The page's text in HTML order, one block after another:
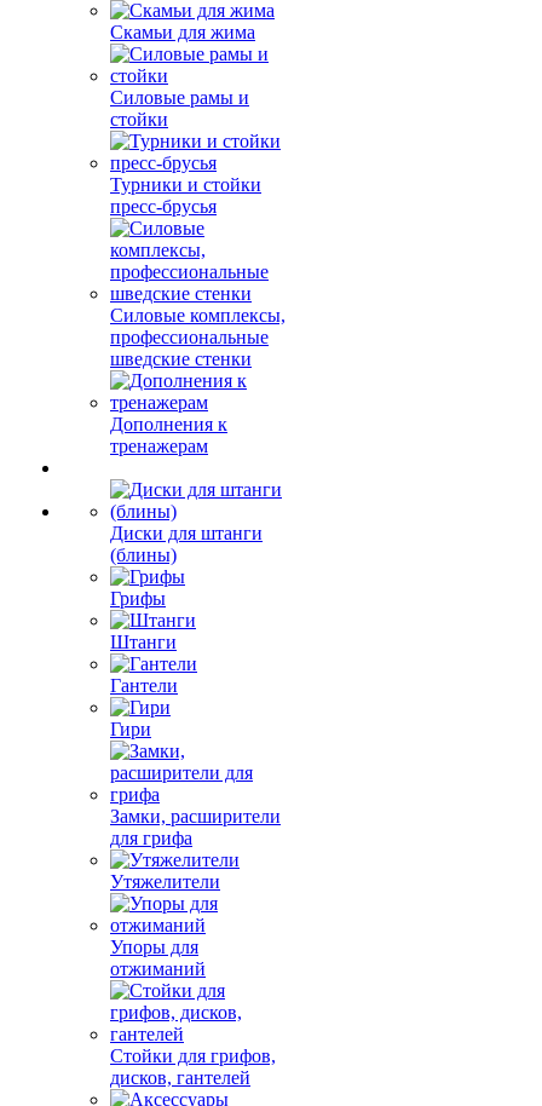
Скамьи для жима
Силовые рамы и
стойки
Турники и стойки
пресс-брусья
Силовые комплексы,
профессиональные
шведские стенки
Дополнения к
тренажерам
Диски для штанги
(блины)
Грифы
Штанги
Гантели
Гири
Замки, расширители
для грифа
Утяжелители
Упоры для
отжиманий
Стойки для грифов,
дисков, гантелей